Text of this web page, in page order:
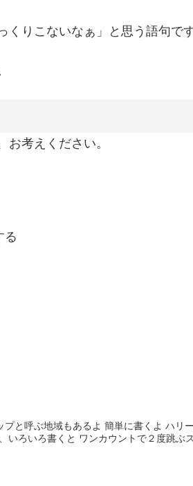
りこないなぁ」と思う語句です
お考えください。
る
と呼ぶ地域もあるよ 簡単に書くよ ハリ
いろいろ書くと ワンカウントで２度跳ぶ